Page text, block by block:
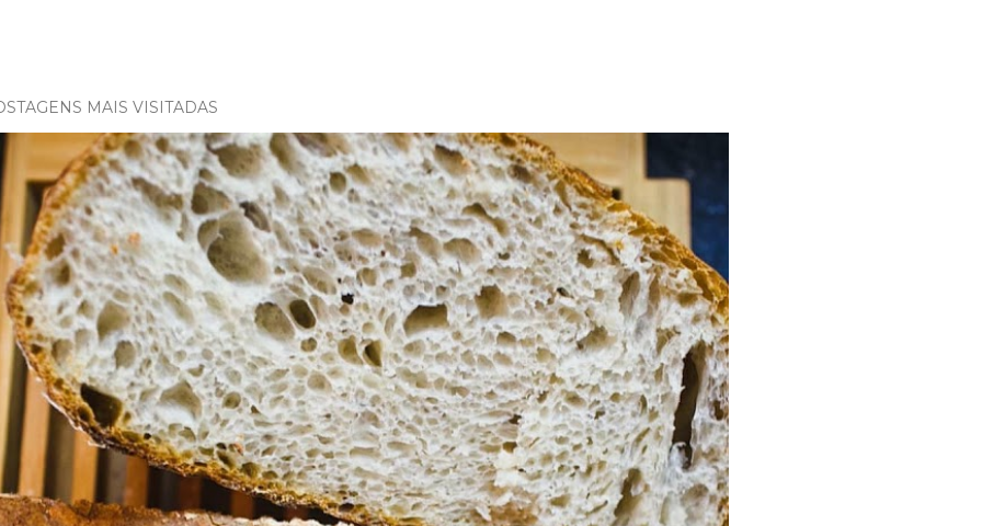
MAIS VISITADAS